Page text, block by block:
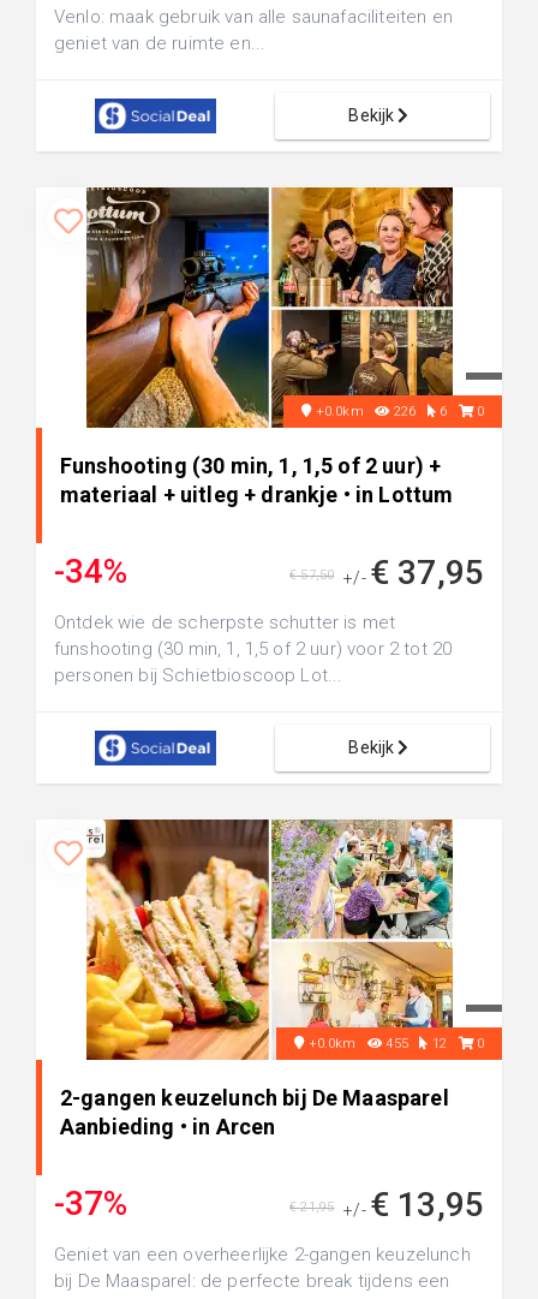
Venlo: maak gebruik van alle saunafaciliteiten en
geniet van de ruimte en...
Bekijk
+0.0km 226 6 0
Funshooting (30 min, 1, 1,5 of 2 uur) +
materiaal + uitleg + drankje • in Lottum
-34% +/- € 37,95
€ 57,50
Ontdek wie de scherpste schutter is met
funshooting (30 min, 1, 1,5 of 2 uur) voor 2 tot 20
personen bij Schietbioscoop Lot...
Bekijk
+0.0km 455 12 0
2-gangen keuzelunch bij De Maasparel
Aanbieding • in Arcen
-37% +/- € 13,95
€ 21,95
Geniet van een overheerlijke 2-gangen keuzelunch
bij De Maasparel: de perfecte break tijdens een